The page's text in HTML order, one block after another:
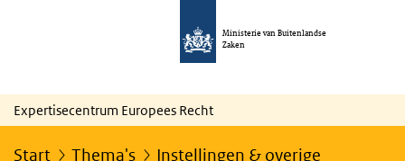
Ministerie van Buitenlandse
Zaken
Expertisecentrum Europees Recht
Start Thema's
Instellingen & overige